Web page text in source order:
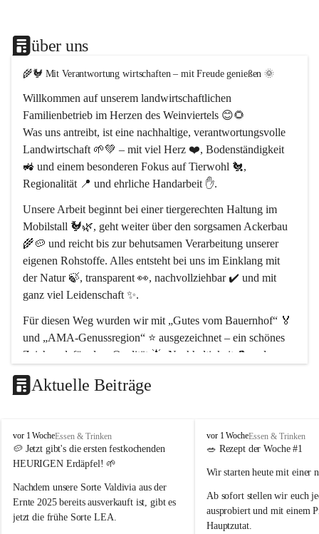
über uns
🌾🐓 Mit Verantwortung wirtschaften – mit Freude genießen 🌞
Willkommen auf unserem landwirtschaftlichen
Familienbetrieb im Herzen des Weinviertels 😊🌻
Was uns antreibt, ist eine nachhaltige, verantwortungsvolle
Landwirtschaft 🌱💚 – mit viel Herz ❤️, Bodenständigkeit
🚜 und einem besonderen Fokus auf Tierwohl 🐔,
Regionalität 📍 und ehrliche Handarbeit ✋.
Unsere Arbeit beginnt bei einer tiergerechten Haltung im
Mobilstall 🐓🌿, geht weiter über den sorgsamen Ackerbau
🌾🥔 und reicht bis zur behutsamen Verarbeitung unserer
eigenen Rohstoffe. Alles entsteht bei uns im Einklang mit
der Natur 🍃, transparent 👀, nachvollziehbar ✔️ und mit
ganz viel Leidenschaft ✨.
Für diesen Weg wurden wir mit „Gutes vom Bauernhof“ 🏅
und „AMA-Genussregion“ ⭐ ausgezeichnet – ein schönes
Zeichen dafür, dass Qualität 🌟, Nachhaltigkeit ♻️ und
Unser Hof liegt im Naturpark Leiser Berge 🏞️
arbeiten wir hier bewusst im Rhythmus der Natur 🌿🌤️.
Schön, dass ihr da seid 🥰 – und ein Stück echtes
Aktuelle Beiträge
P
o
p
B
a
u
e
vor 1 WocheEssen & Trinken
🥔 Jetzt gibt's die ersten festkochenden
HEURIGEN Erdäpfel! 🌱
Nachdem unsere Sorte Valdivia aus der
Ernte 2025 bereits ausverkauft ist, gibt es
jetzt die frühe Sorte LEA.
P
o
p
a
u
e
vor 1 WocheEssen & Trinken
🥗 Rezept der Woche #1
Wir starten heute mit einer
Ab sofort stellen wir euch
ausprobiert und mit einem
Hauptzutat.